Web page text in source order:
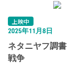
上映中
2025年11月8日
ネタニヤフ調
戦争